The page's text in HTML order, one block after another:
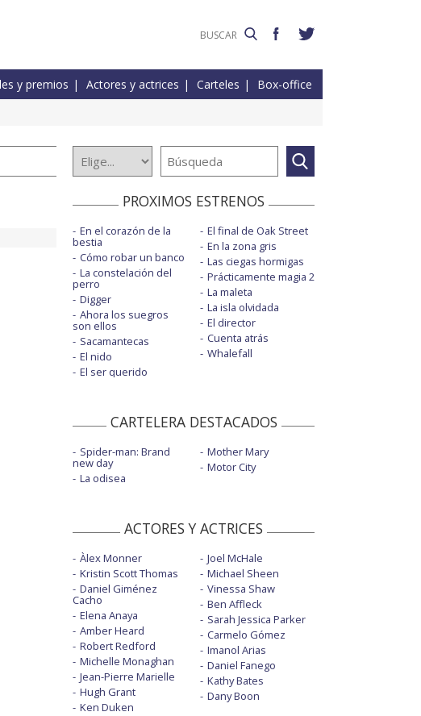
y premios Actores y actrices Carteles Box-office
PROXIMOS ESTRENOS
En el corazón de la
bestia
Cómo robar un banco
La constelación del
perro
Digger
Ahora los suegros
son ellos
Sacamantecas
El nido
El ser querido
El final de Oak Street
En la zona gris
Las ciegas hormigas
Prácticamente magia 2
La maleta
La isla olvidada
El director
Cuenta atrás
Whalefall
CARTELERA DESTACADOS
Spider-man: Brand
new day
La odisea
Mother Mary
Motor City
ACTORES Y ACTRICES
Àlex Monner
Kristin Scott Thomas
Daniel Giménez
Cacho
Elena Anaya
Amber Heard
Robert Redford
Michelle Monaghan
Jean-Pierre Marielle
Hugh Grant
Ken Duken
Joel McHale
Michael Sheen
Vinessa Shaw
Ben Affleck
Sarah Jessica Parker
Carmelo Gómez
Imanol Arias
Daniel Fanego
Kathy Bates
Dany Boon